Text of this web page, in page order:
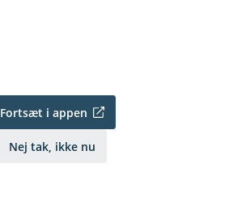
Fortsæt i appen
Nej tak, ikke nu